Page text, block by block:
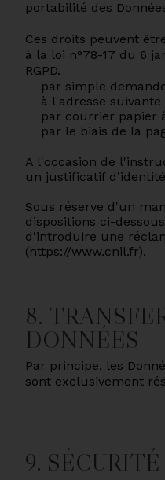
portabilité des
Ces droits peuvent
à la loi n°78-17 du 6
RGPD.
par simple
à l'adresse
par courrier papier
par le biais de la
A l'occasion de
un justificatif
Sous réserve d'un
dispositions ci-
d'introduire une
(https://www.cnil.fr).
8.
DONNÉES
Par principe, les
sont exclusivement
9. SÉCURITÉ